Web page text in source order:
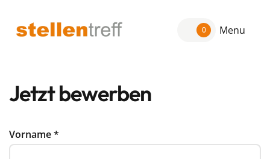
0 Menu
Jetzt bewerben
Vorname*